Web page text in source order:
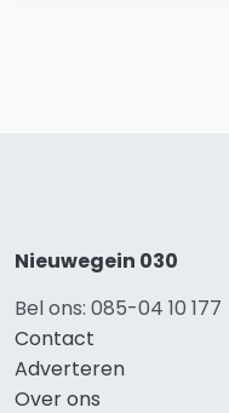
Nieuwegein 030
Bel ons: 085-04 10 177
Contact
Adverteren
Over ons